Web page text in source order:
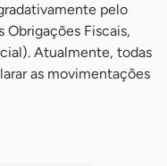
pelo
Obrigações Fiscais,
Atualmente, todas
as movimentações